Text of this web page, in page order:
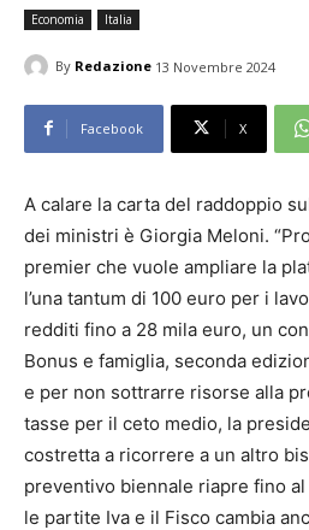
Economia Italia
By Redazione 13 Novembre 2024
Facebook X
A calare la carta del raddoppio
dei ministri è Giorgia Meloni.
premier che vuole ampliare la
l’una tantum di 100 euro per i
redditi fino a 28 mila euro, un
Bonus e famiglia, seconda
e per non sottrarre risorse alla
tasse per il ceto medio, la
costretta a ricorrere a un altro
preventivo biennale riapre fino
le partite Iva e il Fisco cambia